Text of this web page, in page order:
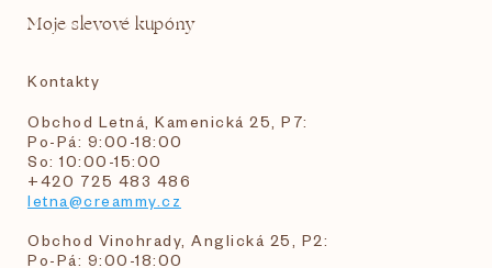
Moje slevové kupóny
Kontakty
Obchod Letná, Kamenická 25, P7:
Po-Pá: 9:00-18:00
So: 10:00-15:00
+420 725 483 486
letna@creammy.cz
Obchod Vinohrady, Anglická 25, P2:
Po-Pá: 9:00-18:00